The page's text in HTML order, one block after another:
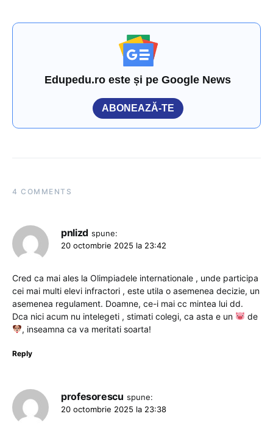
Edupedu.ro este și pe Google News
ABONEAZĂ-TE
4 COMMENTS
pnlizd spune:
20 octombrie 2025 la 23:42
Cred ca mai ales la Olimpiadele internationale , unde participa
cei mai multi elevi infractori , este utila o asemenea decizie, un
asemenea regulament. Doamne, ce-i mai cc mintea lui dd.
Dca nici acum nu intelegeti , stimati colegi, ca asta e un
de
, inseamna ca va meritati soarta!
Reply
profesorescu spune:
20 octombrie 2025 la 23:38